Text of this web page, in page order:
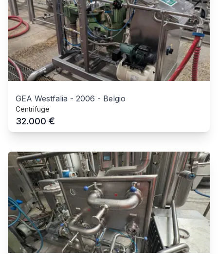
GEA Westfalia - 2006 - Belgio
Centrifuge
32.000 €